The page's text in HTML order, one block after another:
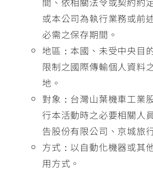
或本公司為執行業務或前
必需之保存期間。
地區：本國、未受中央目
限制之國際傳輸個人資料
地。
對象：台灣山葉機車工業
行本活動時之必要相關人
告股份有限公司、京城旅
方式：以自動化機器或其
用方式。